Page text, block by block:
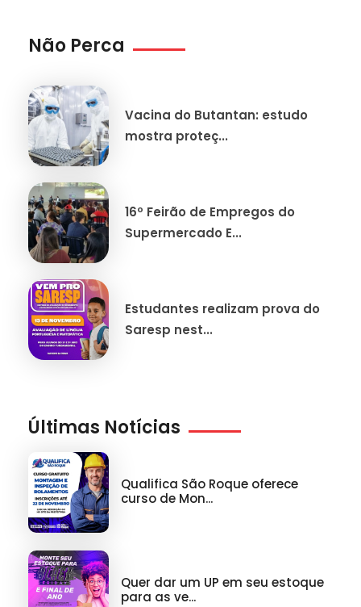
Não Perca
Vacina do Butantan: estudo
mostra proteç...
16º Feirão de Empregos do
Supermercado E...
Estudantes realizam prova do
Saresp nest...
Últimas Notícias
Qualifica São Roque oferece
curso de Mon...
Quer dar um UP em seu estoque
para as ve...